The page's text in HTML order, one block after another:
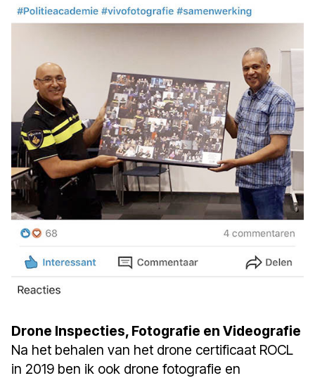
Drone Inspecties, Fotografie en Videografie
Na het behalen van het drone certificaat ROCL
in 2019 ben ik ook drone fotografie en